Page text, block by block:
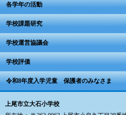
各学年の活動
学校課題研究
学校運営協議会
学校評価
令和8年度入学児童 保護者のみなさま
上尾市立大石小学校